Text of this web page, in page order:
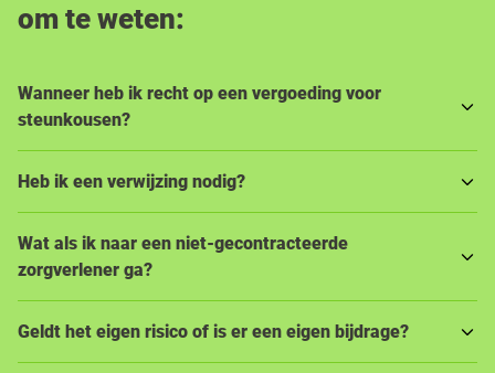
om te weten:
Wanneer heb ik recht op een vergoeding voor
steunkousen?
Heb ik een verwijzing nodig?
Wat als ik naar een niet-gecontracteerde
zorgverlener ga?
Geldt het eigen risico of is er een eigen bijdrage?